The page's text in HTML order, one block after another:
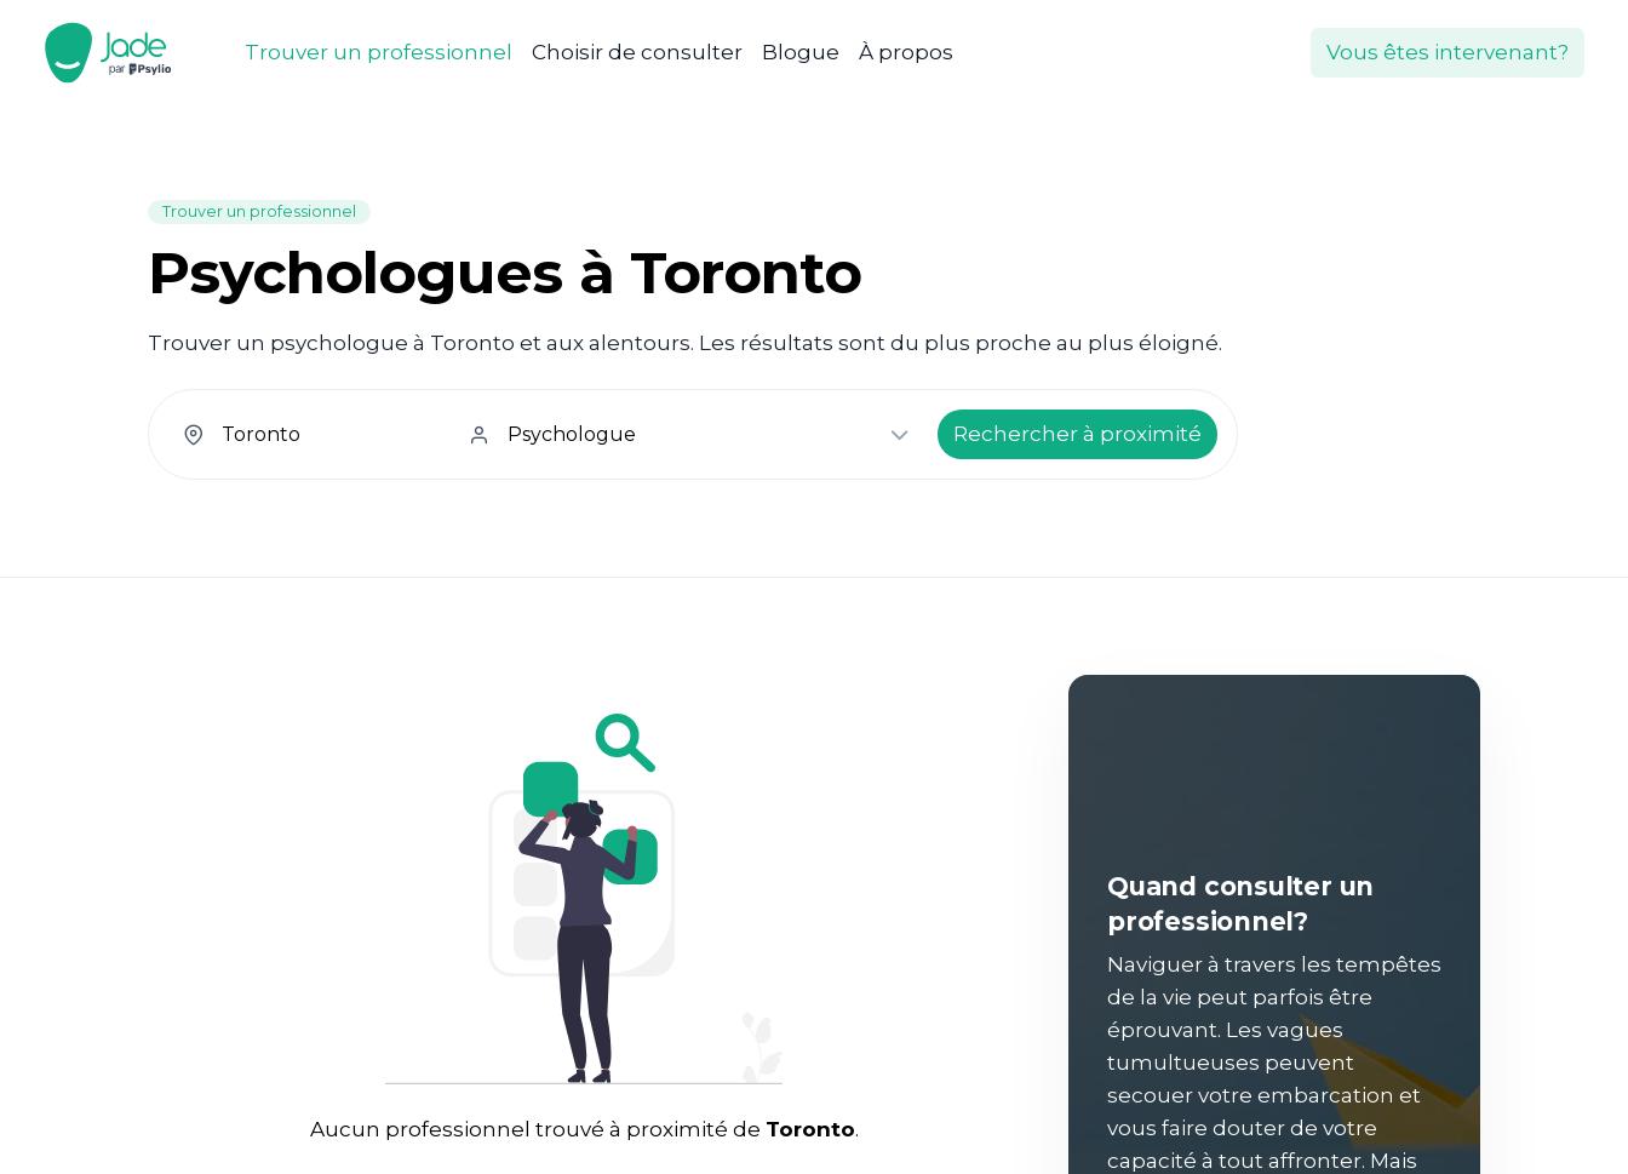
Trouver un professionnel Choisir de consulter Blogue À propos Vous êtes intervenant?
Trouver un professionnel
Psychologues à Toronto
Trouver un psychologue à Toronto et aux alentours. Les résultats sont du plus proche au plus éloigné.
welcome.search.find.subtitle
Rechercher à proximité
Aucun professionnel trouvé à proximité de Toronto.
Quand consulter un
professionnel?
Naviguer à travers les tempêtes
de la vie peut parfois être
éprouvant. Les vagues
tumultueuses peuvent
secouer votre embarcation et
vous faire douter de votre
capacité à tout affronter. Mais